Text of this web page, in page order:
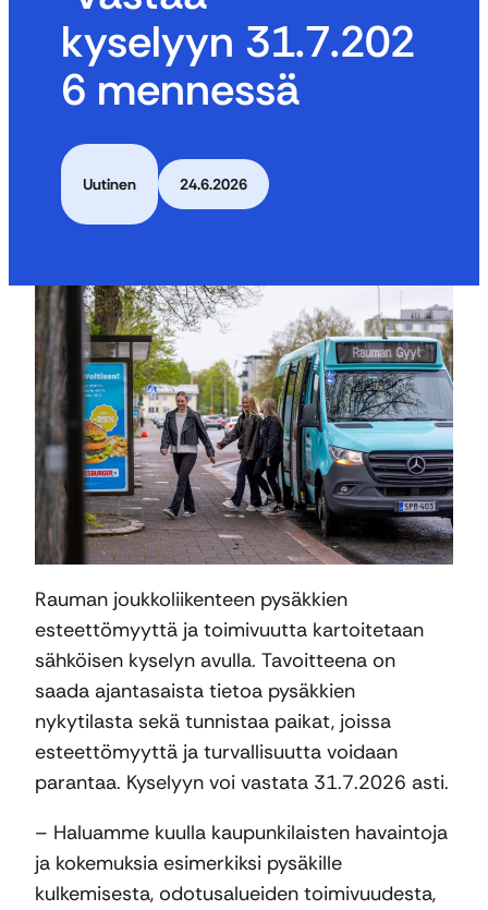
kyselyyn 31.7.202
6 mennessä
Uutinen 24.6.2026
Rauman joukkoliikenteen pysäkkien
esteettömyyttä ja toimivuutta kartoitetaan
sähköisen kyselyn avulla. Tavoitteena on
saada ajantasaista tietoa pysäkkien
nykytilasta sekä tunnistaa paikat, joissa
esteettömyyttä ja turvallisuutta voidaan
parantaa. Kyselyyn voi vastata 31.7.2026 asti.
– Haluamme kuulla kaupunkilaisten havaintoja
ja kokemuksia esimerkiksi pysäkille
kulkemisesta, odotusalueiden toimivuudesta,